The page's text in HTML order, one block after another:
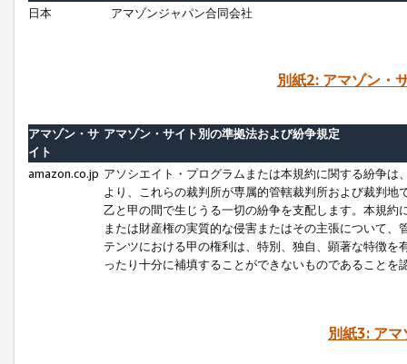
日本
アマゾンジャパン合同会社
別紙2: アマゾン・
アマゾン・サ
イト
アマゾン・サイト別の準拠法および紛争規定
amazon.co.jp アソシエイト・プログラムまたは本規約に関する紛争
より、これらの裁判所が専属的管轄裁判所および裁判
乙と甲の間で生じうる一切の紛争を支配します。本規
または財産権の実質的な侵害またはその主張について
テンツにおける甲の権利は、特別、独自、顕著な特徴
ったり十分に補填することができないものであることを
別紙3: ア